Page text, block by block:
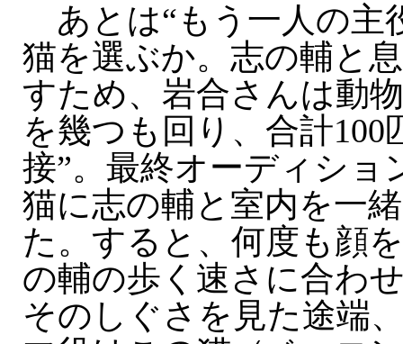
あとは“もう一人の主
猫を選ぶか。志の輔と
すため、岩合さんは動
を幾つも回り、合計100
接”。最終オーディショ
猫に志の輔と室内を一
た。すると、何度も顔
の輔の歩く速さに合わ
そのしぐさを見た途端